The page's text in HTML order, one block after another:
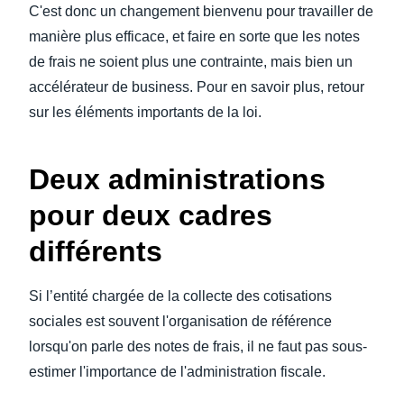
C'est donc un changement bienvenu pour travailler de
manière plus efficace, et faire en sorte que les notes
de frais ne soient plus une contrainte, mais bien un
accélérateur de business. Pour en savoir plus, retour
sur les éléments importants de la loi.
Deux administrations
pour deux cadres
différents
Si l’entité chargée de la collecte des cotisations
sociales est souvent l'organisation de référence
lorsqu'on parle des notes de frais, il ne faut pas sous-
estimer l'importance de l'administration fiscale.